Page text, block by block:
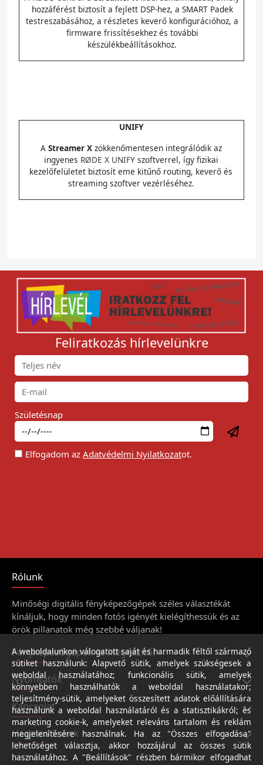
hozzáférést biztosít a fejlett DSP-hez, a SMART Padek
testreszabásához, a részletes keverő konfigurációhoz, a
firmware frissítésekhez és további
készülékbeállításokhoz.
UNIFY
A Streamer Xzökkenőmentesen integrálódik az
ingyenes RØDE X UNIFYszoftverrel, így fizikai
kezelőfelületet biztosít eme kitűnő routing, keverő és
streaming szoftver vezérléséhez.
Feliratkozás hírlevelünkre
Születésnap
Elfogadom az Adatvédelmi Nyilatkozatot.
Rólunk
Minőségi digitális fényképezőgépek széles választékát
kínáljuk, hogy minden fotós igényét kielégíthessük és az
örök pillanatok még szebbé váljanak!
Fényképezőgépek és kiegészítői
Nyomtatók
Kapcsolat
Hasznos linkek
A weboldalunkon válogatott saját és harmadik féltől származó
sütiket használunk: Alapvető sütik, amelyek szükségesek a
weboldal használatához; funkcionális sütik, amelyek
könnyebben használhatók a weboldal használatakor;
teljesítmény-sütik, amelyeket összesített adatok előállítására
használunk a weboldal használatáról és a statisztikákról; és
marketing cookie-k, amelyeket releváns tartalom és reklám
megjelenítésére használnak. Ha az "Összes elfogadása"
lehetőséget választja, akkor hozzájárul az összes sütik
használatához. A "Beállítások" részben bármikor elfogadhat